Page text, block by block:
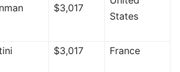
$3,017
States
$3,017 France